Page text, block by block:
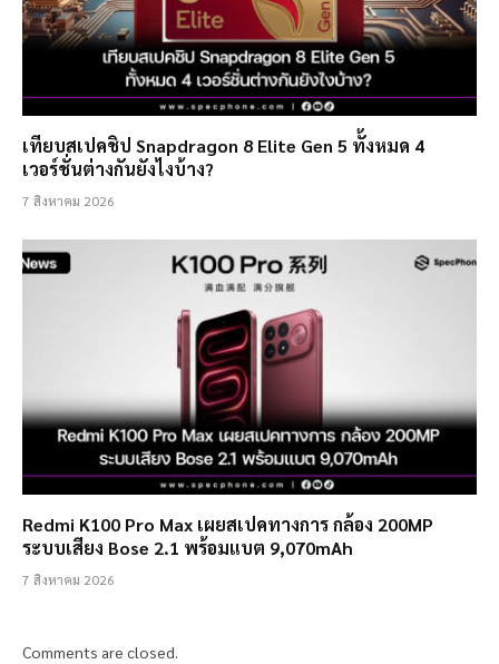
เทียบสเปคชิป Snapdragon 8 Elite Gen 5 ทั้งหมด 4
เวอร์ชั่นต่างกันยังไงบ้าง?
7 สิงหาคม 2026
Redmi K100 Pro Max เผยสเปคทางการ กล้อง 200MP
ระบบเสียง Bose 2.1 พร้อมแบต 9,070mAh
7 สิงหาคม 2026
Comments are closed.